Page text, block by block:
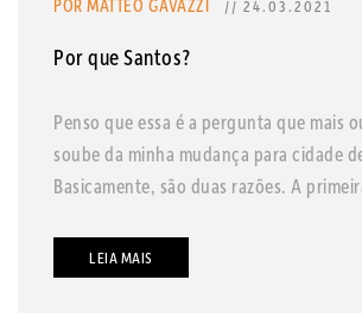
POR MATTEO GAVAZZI // 24.03.2021
Por que Santos?
Penso que essa é a pergunta que mais
soube da minha mudança para cidade
Basicamente, são duas razões. A
LEIA MAIS